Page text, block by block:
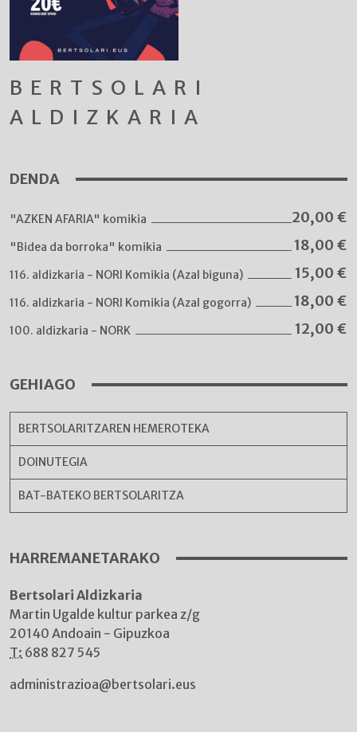
BERTSOLARI
ALDIZKARIA
DENDA
"AZKEN AFARIA" komikia 20,00 €
"Bidea da borroka" komikia 18,00 €
116. aldizkaria - NORI Komikia (Azal biguna) 15,00 €
116. aldizkaria - NORI Komikia (Azal gogorra) 18,00 €
100. aldizkaria - NORK 12,00 €
GEHIAGO
BERTSOLARITZAREN HEMEROTEKA
DOINUTEGIA
BAT-BATEKO BERTSOLARITZA
HARREMANETARAKO
Bertsolari Aldizkaria
Martin Ugalde kultur parkea z/g
20140 Andoain - Gipuzkoa
T: 688 827 545
administrazioa@bertsolari.eus